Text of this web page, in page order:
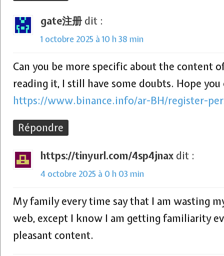
gate注册 dit :
1 octobre 2025 à 10 h 38 min
Can you be more specific about the content
reading it, I still have some doubts. Hope you
https://www.binance.info/ar-BH/register-
Répondre
https://tinyurl.com/4sp4jnax dit :
4 octobre 2025 à 0 h 03 min
My family every time say that I am wasting
web, except I know I am getting familiarity
pleasant content.